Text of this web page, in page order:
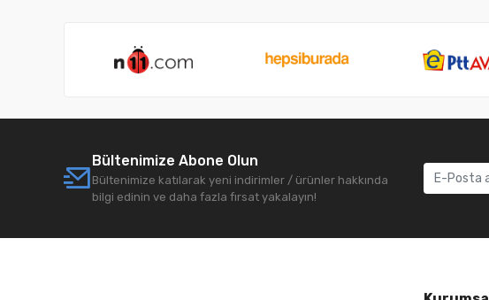
Bültenimize Abone Olun
Bültenimize katılarak yeni indirimler / ürünler hakkında
bilgi edinin ve daha fazla fırsat yakalayın!